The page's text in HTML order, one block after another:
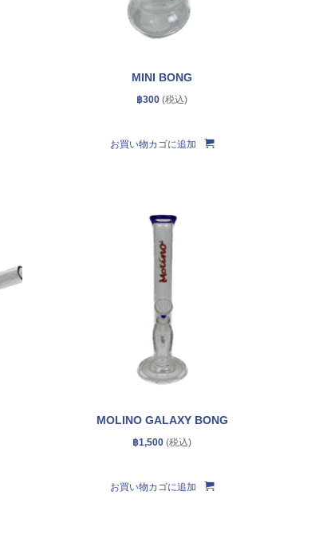
MINI BONG
฿300
お買い物カゴに追加
MOLINO GALAXY BONG
฿1,500
お買い物カゴに追加